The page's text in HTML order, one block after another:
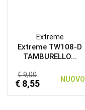
Extreme
Extreme TW108-D
TAMBURELLO...
€ 9,00
€ 8,55 NUOVO